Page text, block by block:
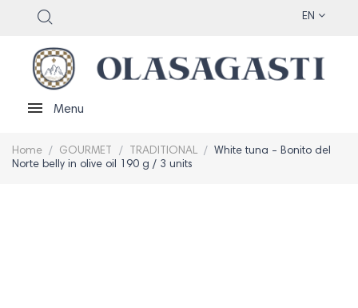
EN
Menu
Home GOURMET TRADITIONAL
White tuna - Bonito del
Norte belly in olive oil 190 g / 3 units